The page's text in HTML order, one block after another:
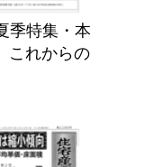
季特集・本
これからの